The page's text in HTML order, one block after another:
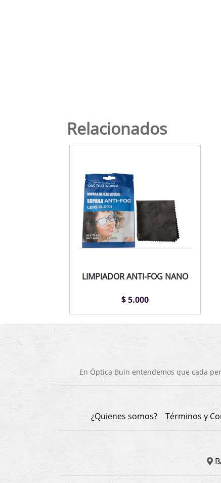
Relacionados
LIMPIADOR ANTI-FOG NANO
$ 5.000
En Óptica Buin entendemos que cada
¿Quienes somos? Términos y